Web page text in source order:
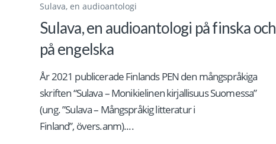
Sulava, en audioantologi
Sulava, en audioantologi på finska och
på engelska
År 2021 publicerade Finlands PEN den mångspråkiga
skriften “Sulava – Monikielinen kirjallisuus Suomessa”
(ung. ”Sulava – Mångspråkig litteratur i
Finland”, övers.anm)....